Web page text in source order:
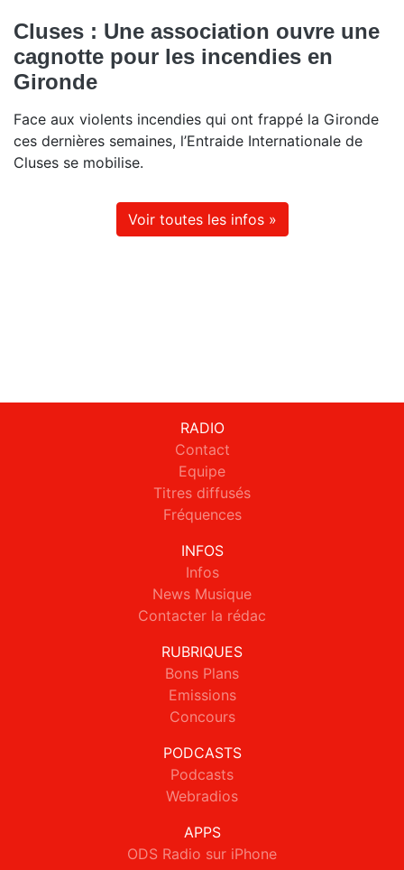
Cluses : Une association ouvre une
cagnotte pour les incendies en
Gironde
Face aux violents incendies qui ont frappé la Gironde
ces dernières semaines, l’Entraide Internationale de
Cluses se mobilise.
Voir toutes les infos »
RADIO
Contact
Equipe
Titres diffusés
Fréquences
INFOS
Infos
News Musique
Contacter la rédac
RUBRIQUES
Bons Plans
Emissions
Concours
PODCASTS
Podcasts
Webradios
APPS
ODS Radio sur iPhone